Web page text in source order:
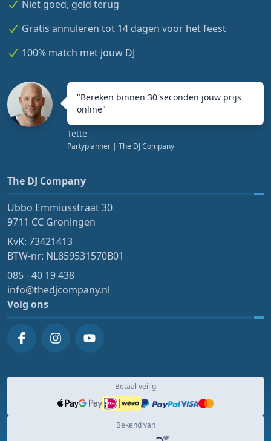
Niet goed, geld terug
Gratis annuleren tot 14 dagen voor het feest
100% match met jouw DJ
"Bereken binnen 30 seconden jouw prijs
online"
Tette
Partyplanner | The DJ Company
The DJ Company
Ubbo Emmiusstraat 30
9711 CC Groningen
KvK: 73421413
BTW-nr: NL859531570B01
085 - 40 19 438
info@thedjcompany.nl
Volg ons
Betaal veilig
Bekend van